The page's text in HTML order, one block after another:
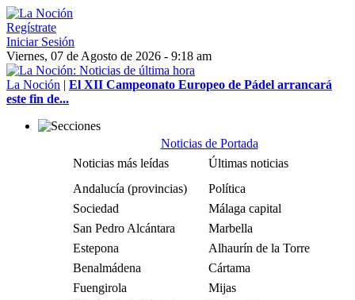
Regístrate
Iniciar Sesión
Viernes, 07 de Agosto de 2026 - 9:18 am
La Noción | El XII Campeonato Europeo de Pádel arrancará
este fin de...
Noticias de Portada
Noticias más leídas
Últimas noticias
Andalucía (provincias)
Política
Sociedad
Málaga capital
San Pedro Alcántara
Marbella
Estepona
Alhaurín de la Torre
Benalmádena
Cártama
Fuengirola
Mijas